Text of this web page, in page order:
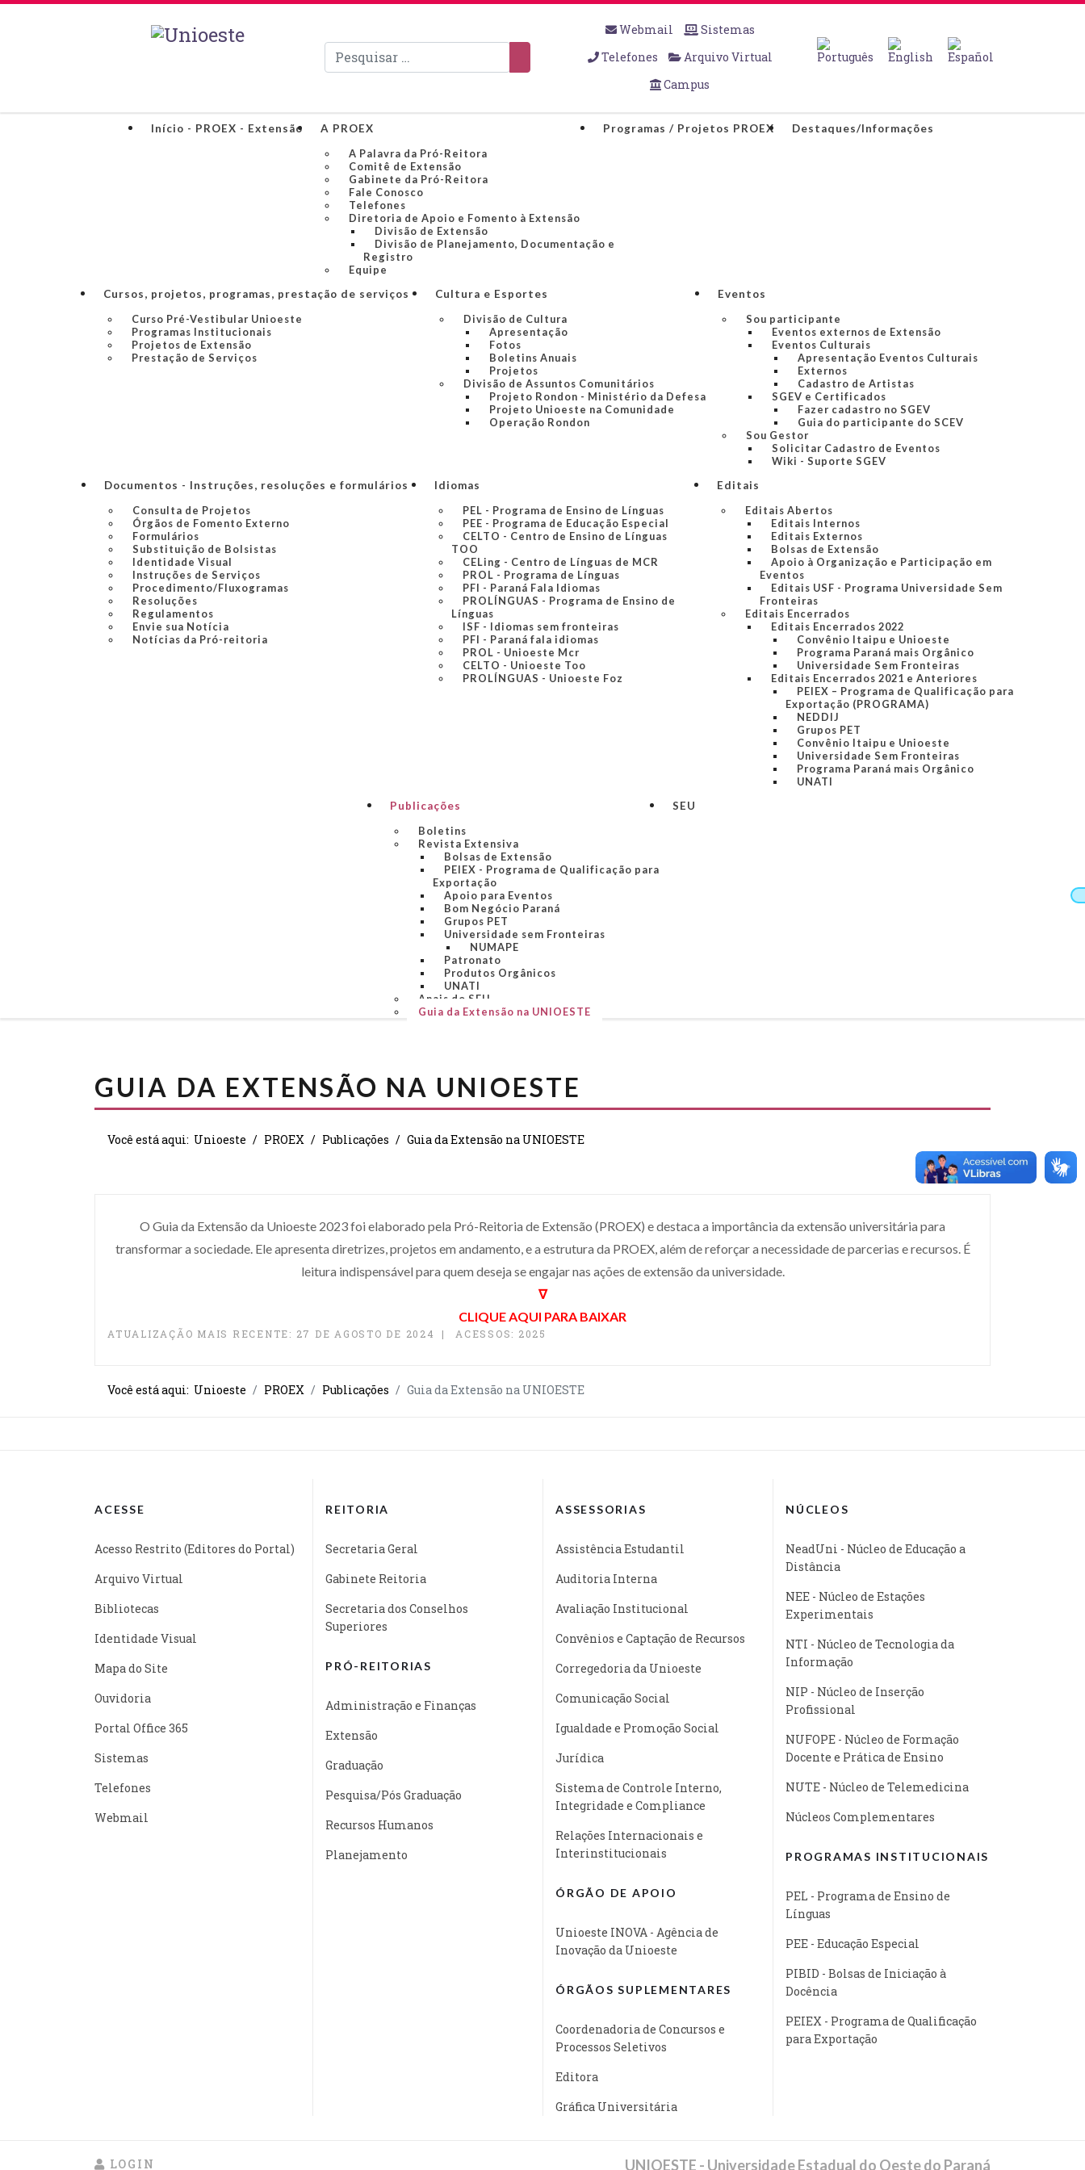
Pesquisar
Webmail
Sistemas
Telefones
Arquivo Virtual
Campus
Início - PROEX - Extensão
A PROEX
A Palavra da Pró-Reitora
Comitê de Extensão
Gabinete da Pró-Reitora
Fale Conosco
Telefones
Diretoria de Apoio e Fomento à Extensão
Divisão de Extensão
Divisão de Planejamento, Documentação e
Registro
Equipe
Programas / Projetos PROEX Destaques/Informações
Cursos, projetos, programas, prestação de serviços
Curso Pré-Vestibular Unioeste
Programas Institucionais
Projetos de Extensão
Prestação de Serviços
Cultura e Esportes
Divisão de Cultura
Apresentação
Fotos
Boletins Anuais
Projetos
Divisão de Assuntos Comunitários
Projeto Rondon - Ministério da Defesa
Projeto Unioeste na Comunidade
Operação Rondon
Eventos
Sou participante
Eventos externos de Extensão
Eventos Culturais
Apresentação Eventos Culturais
Externos
Cadastro de Artistas
SGEV e Certificados
Fazer cadastro no SGEV
Guia do participante do SCEV
Sou Gestor
Solicitar Cadastro de Eventos
Wiki - Suporte SGEV
Documentos - Instruções, resoluções e formulários
Consulta de Projetos
Órgãos de Fomento Externo
Formulários
Substituição de Bolsistas
Identidade Visual
Instruções de Serviços
Procedimento/Fluxogramas
Resoluções
Regulamentos
Envie sua Notícia
Notícias da Pró-reitoria
Idiomas
PEL - Programa de Ensino de Línguas
PEE - Programa de Educação Especial
CELTO - Centro de Ensino de Línguas
TOO
CELing - Centro de Línguas de MCR
PROL - Programa de Línguas
PFI - Paraná Fala Idiomas
PROLÍNGUAS - Programa de Ensino de
Línguas
ISF - Idiomas sem fronteiras
PFI - Paraná fala idiomas
PROL - Unioeste Mcr
CELTO - Unioeste Too
PROLÍNGUAS - Unioeste Foz
Editais
Editais Abertos
Editais Internos
Editais Externos
Bolsas de Extensão
Apoio à Organização e Participação em
Eventos
Editais USF - Programa Universidade Sem
Fronteiras
Editais Encerrados
Editais Encerrados 2022
Convênio Itaipu e Unioeste
Programa Paraná mais Orgânico
Universidade Sem Fronteiras
Editais Encerrados 2021 e Anteriores
PEIEX – Programa de Qualificação para
Exportação (PROGRAMA)
NEDDIJ
Grupos PET
Convênio Itaipu e Unioeste
Universidade Sem Fronteiras
Programa Paraná mais Orgânico
UNATI
Publicações
Boletins
Revista Extensiva
Bolsas de Extensão
PEIEX - Programa de Qualificação para
Exportação
Apoio para Eventos
Bom Negócio Paraná
Grupos PET
Universidade sem Fronteiras
NUMAPE
Patronato
Produtos Orgânicos
UNATI
Anais do SEU
Guia da Extensão na UNIOESTE
SEU
GUIA DA EXTENSÃO NA UNIOESTE
Você está aqui: Unioeste PROEX Publicações Guia da Extensão na UNIOESTE
O Guia da Extensão da Unioeste 2023 foi elaborado pela Pró-Reitoria de Extensão (PROEX) e destaca a importância da extensão universitária para
transformar a sociedade. Ele apresenta diretrizes, projetos em andamento, e a estrutura da PROEX, além de reforçar a necessidade de parcerias e recursos. É
leitura indispensável para quem deseja se engajar nas ações de extensão da universidade.
∇
CLIQUE AQUI PARA BAIXAR
ATUALIZAÇÃO MAIS RECENTE: 27 DE AGOSTO DE 2024 ACESSOS: 2025
Você está aqui: Unioeste PROEX Publicações Guia da Extensão na UNIOESTE
ACESSE
Acesso Restrito (Editores do Portal)
Arquivo Virtual
Bibliotecas
Identidade Visual
Mapa do Site
Ouvidoria
Portal Office 365
Sistemas
Telefones
Webmail
REITORIA
Secretaria Geral
Gabinete Reitoria
Secretaria dos Conselhos
Superiores
PRÓ-REITORIAS
Administração e Finanças
Extensão
Graduação
Pesquisa/Pós Graduação
Recursos Humanos
Planejamento
ASSESSORIAS
Assistência Estudantil
Auditoria Interna
Avaliação Institucional
Convênios e Captação de Recursos
Corregedoria da Unioeste
Comunicação Social
Igualdade e Promoção Social
Jurídica
Sistema de Controle Interno,
Integridade e Compliance
Relações Internacionais e
Interinstitucionais
ÓRGÃO DE APOIO
Unioeste INOVA - Agência de
Inovação da Unioeste
ÓRGÃOS SUPLEMENTARES
Coordenadoria de Concursos e
Processos Seletivos
Editora
Gráfica Universitária
NÚCLEOS
NeadUni - Núcleo de Educação a
Distância
NEE - Núcleo de Estações
Experimentais
NTI - Núcleo de Tecnologia da
Informação
NIP - Núcleo de Inserção
Profissional
NUFOPE - Núcleo de Formação
Docente e Prática de Ensino
NUTE - Núcleo de Telemedicina
Núcleos Complementares
PROGRAMAS INSTITUCIONAIS
PEL - Programa de Ensino de
Línguas
PEE - Educação Especial
PIBID - Bolsas de Iniciação à
Docência
PEIEX - Programa de Qualificação
para Exportação
LOGIN UNIOESTE - Universidade Estadual do Oeste do Paraná